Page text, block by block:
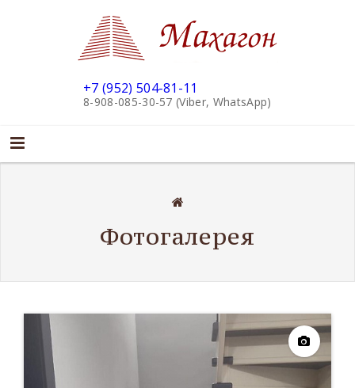
+7 (952) 504-81-11
8-908-085-30-57 (Viber, WhatsApp)
Фотогалерея